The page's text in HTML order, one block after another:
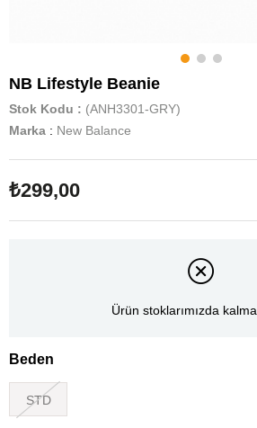
NB Lifestyle Beanie
Stok Kodu
(ANH3301-GRY)
Marka : New Balance
₺299,00
Ürün stoklarımızda
Beden
STD